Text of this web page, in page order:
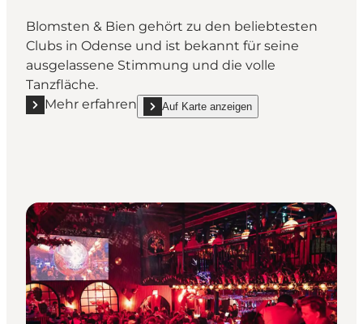
Blomsten & Bien gehört zu den beliebtesten
Clubs in Odense und ist bekannt für seine
ausgelassene Stimmung und die volle
Tanzfläche.
Mehr erfahren
Mehr erfahren "Blomsten og Bien"
Auf Karte anzeigen
show Blomsten og Bien on_map